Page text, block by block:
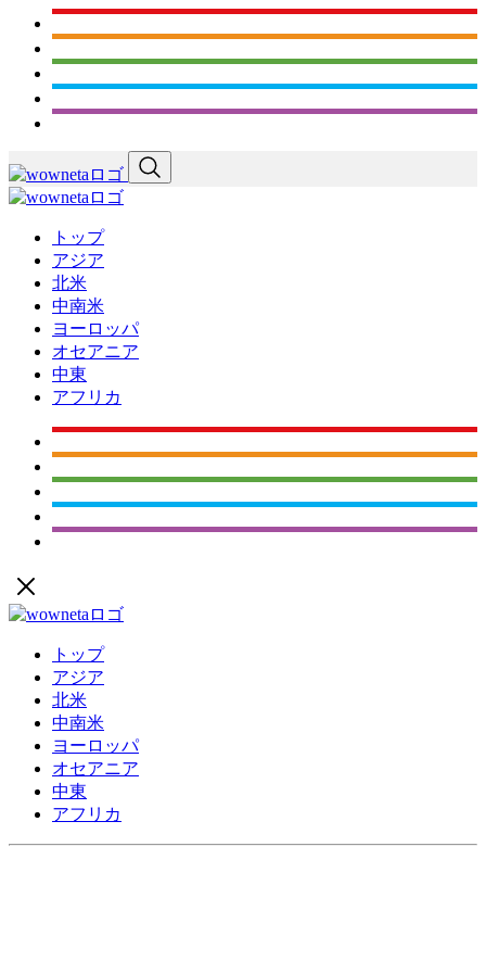
トップ
アジア
北米
中南米
ヨーロッパ
オセアニア
中東
アフリカ
トップ
アジア
北米
中南米
ヨーロッパ
オセアニア
中東
アフリカ